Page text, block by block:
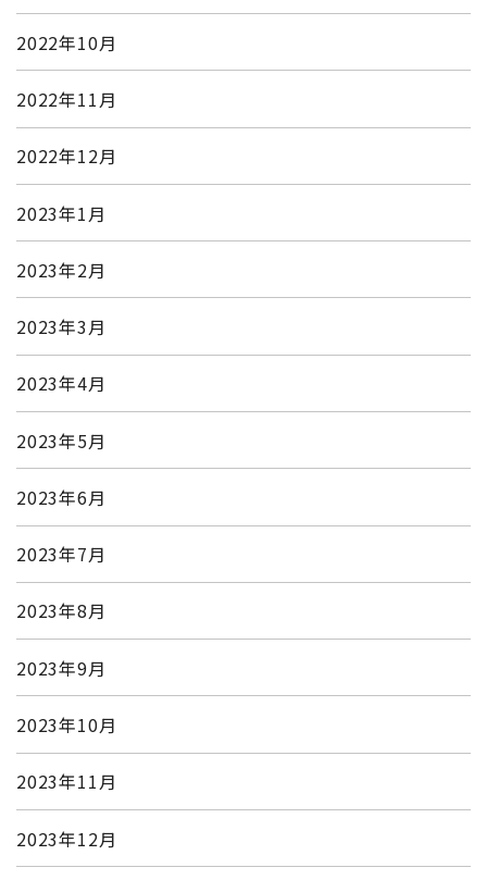
2022年10月
2022年11月
2022年12月
2023年1月
2023年2月
2023年3月
2023年4月
2023年5月
2023年6月
2023年7月
2023年8月
2023年9月
2023年10月
2023年11月
2023年12月